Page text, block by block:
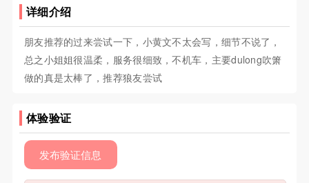
详细介绍
朋友推荐的过来尝试一下，小黄文不太会写，细节不说了，
总之小姐姐很温柔，服务很细致，不机车，主要dulong吹箫
做的真是太棒了，推荐狼友尝试
体验验证
发布验证信息